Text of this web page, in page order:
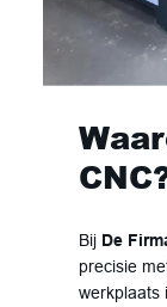
Bij De
precisie
werkplaats